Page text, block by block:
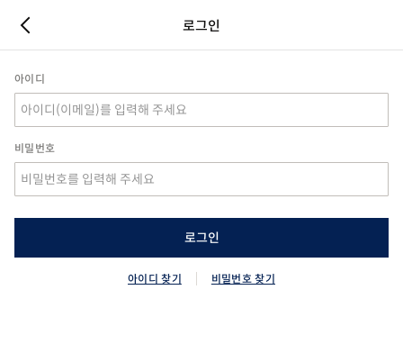
로그인
아이디
비밀번호
로그인
아이디 찾기 비밀번호 찾기